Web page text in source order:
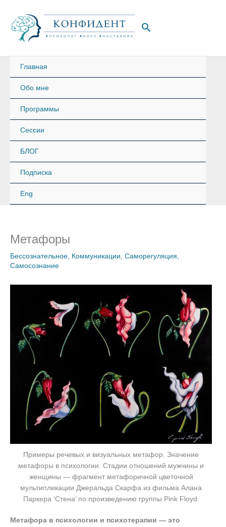
содержимому
Поиск
Главная
Обо мне
Программы
Сессии
БЛОГ
Подписка
Eng
Метафоры
Бессознательное, Коммуникации, Саморегуляция,
Самосознание
Примеры речевых и визуальных метафор. Значение
метафоры в психологии. Стадии отношений мужчины и
женщины — фрагмент метафоричной цветочной
мультипликации Джеральда Скарфа из фильма Алана
Паркера ‘Стена’ по произведению группы Pink Floyd.
Метафора в психологии и психотерапии — это